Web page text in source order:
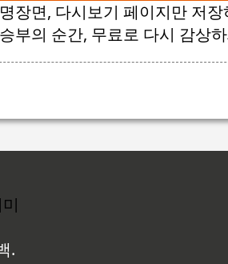
장면, 다시보기 페이지만 저장
부의 순간, 무료로 다시 감상
.